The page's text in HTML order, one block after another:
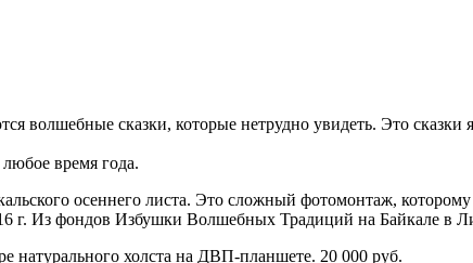
волшебные сказки, которые нетрудно увидеть. Это
время года.
осеннего листа. Это сложный фотомонтаж,
г. Из фондов Избушки Волшебных Традиций на Байкале в
натурального холста на ДВП-планшете. 20 000 руб.